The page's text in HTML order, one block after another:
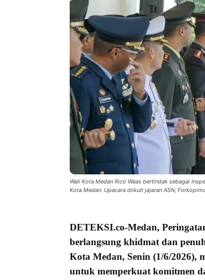
Wali Kota Medan Rico Waas bertindak sebagai
Kota Medan. Upacara diikuti jajaran ASN,
DETEKSI.co-Medan,
berlangsung khidmat dan
Kota Medan, Senin (1/6/2026),
untuk memperkuat komitmen